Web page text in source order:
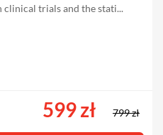
clinical trials and the stati...
599 zł 799 zł